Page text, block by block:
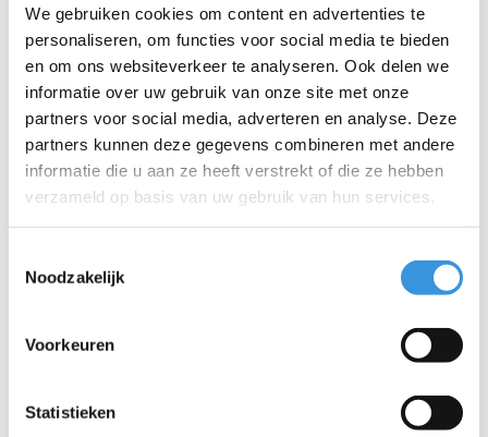
We gebruiken cookies om content en advertenties te
personaliseren, om functies voor social media te bieden
en om ons websiteverkeer te analyseren. Ook delen we
informatie over uw gebruik van onze site met onze
partners voor social media, adverteren en analyse. Deze
partners kunnen deze gegevens combineren met andere
informatie die u aan ze heeft verstrekt of die ze hebben
verzameld op basis van uw gebruik van hun services.
Noodzakelijk
Voorkeuren
Statistieken
achterlampje
(Scoot'nPull)